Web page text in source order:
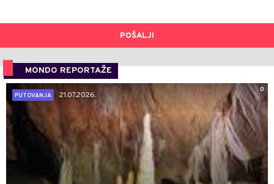
POŠALJI
MONDO REPORTAŽE
0
PUTOVANJA
21.07.2026.